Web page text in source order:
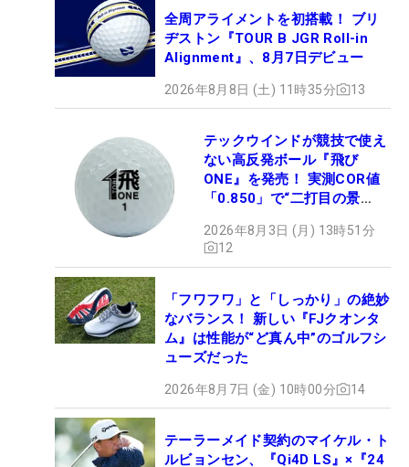
全周アライメントを初搭載！ ブリ
ヂストン『TOUR B JGR Roll-in
Alignment』、8月7日デビュー
2026年8月8日 (土) 11時35分 13
テックウインドが競技で使え
ない高反発ボール『飛び
ONE』を発売！ 実測COR値
「0.850」で“二打目の景
2026年8月3日 (月) 13時51分
12
「フワフワ」と「しっかり」の絶妙
なバランス！ 新しい『FJクオンタ
ム』は性能が“ど真ん中”のゴルフシ
ューズだった
2026年8月7日 (金) 10時00分 14
テーラーメイド契約のマイケル・ト
ルビョンセン、『Qi4D LS』×『24